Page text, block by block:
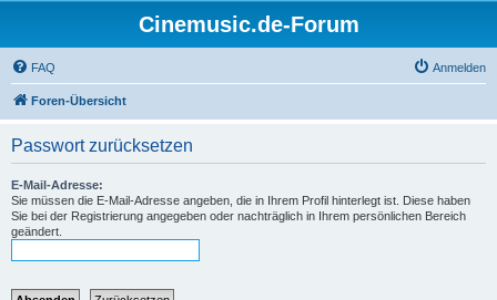
Cinemusic.de-Forum
FAQ Anmelden
Foren-Übersicht
Passwort zurücksetzen
E-Mail-Adresse:
Sie müssen die E-Mail-Adresse angeben, die in Ihrem Profil hinterlegt ist. Diese haben
Sie bei der Registrierung angegeben oder nachträglich in Ihrem persönlichen Bereich
geändert.